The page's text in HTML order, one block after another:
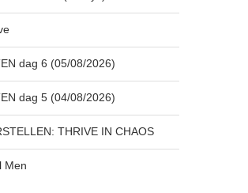
dag 6 (05/08/2026)
dag 5 (04/08/2026)
THRIVE IN CHAOS
Men